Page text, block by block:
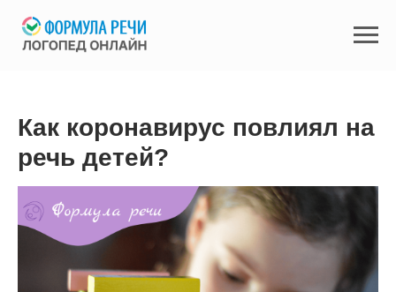
Как коронавирус повлиял на
речь детей?